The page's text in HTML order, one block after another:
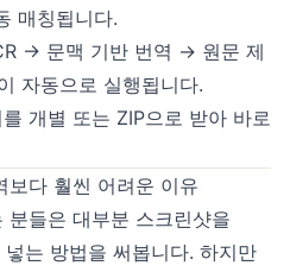
매칭됩니다.
→ 문맥 기반 번역 → 원문 제
자동으로 실행됩니다.
개별 또는 ZIP으로 받아 바로
보다 훨씬 어려운 이유
들은 대부분 스크린샷을
는 방법을 써봅니다. 하지만